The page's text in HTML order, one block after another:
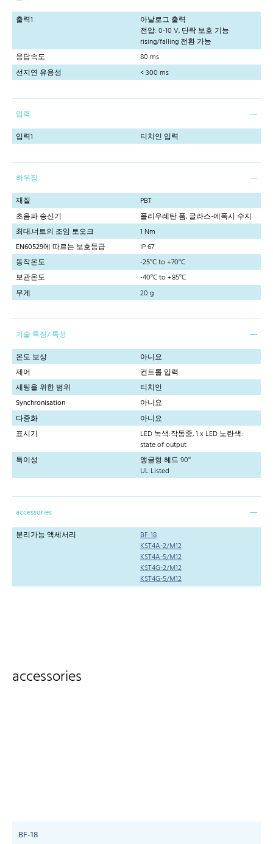
출력1
아날로그 출력
전압: 0-10 V, 단락 보호 기능
rising/falling 전환 가능
응답속도
80 ms
선지연 유용성
< 300 ms
입력
입력1
티치인 입력
하우징
재질
PBT
초음파 송신기
폴리우레탄 폼, 글라스-에폭시 수지
최대.너트의 조임 토오크
1 Nm
EN60529에 따르는 보호등급
IP 67
동작온도
-25°C to +70°C
보관온도
-40°C to +85°C
무게
20 g
기술 특징/ 특성
온도 보상
아니요
제어
컨트롤 입력
세팅을 위한 범위
티치인
Synchronisation
아니요
다중화
아니요
표시기
LED 녹색:작동중, 1 x LED 노란색:
state of output
특이성
앵글형 헤드 90°
UL Listed
accessories
분리가능 액세서리
BF-18
KST4A-2/M12
KST4A-5/M12
KST4G-2/M12
KST4G-5/M12
accessories
BF-18